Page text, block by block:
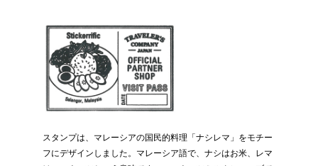
スタンプは、マレーシアの国民的料理「ナシレマ」をモチー
フにデザインしました。マレーシア語で、ナシはお米、レマ